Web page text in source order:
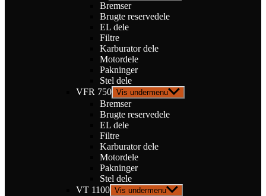
Bremser
Brugte reservedele
EL dele
Filtre
Karburator dele
Motordele
Pakninger
Stel dele
VFR 750 Vis undermenu
Bremser
Brugte reservedele
EL dele
Filtre
Karburator dele
Motordele
Pakninger
Stel dele
VT 1100 Vis undermenu